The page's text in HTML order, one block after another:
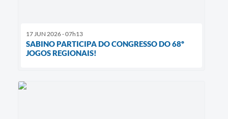
17 JUN 2026 - 07h13
SABINO PARTICIPA DO CONGRESSO DO 68º
JOGOS REGIONAIS!